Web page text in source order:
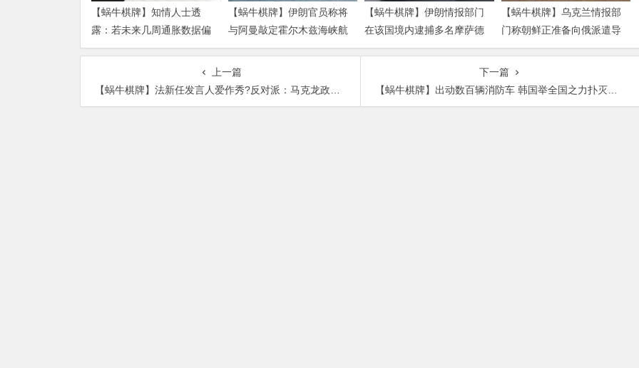
【蜗牛棋牌】知情人士透
露：若未来几周通胀数据偏
热 沃什准备好加息
【蜗牛棋牌】伊朗官员称将
与阿曼敲定霍尔木兹海峡航
运安排新协议
【蜗牛棋牌】伊朗情报部门
在该国境内逮捕多名摩萨德
特工
【蜗牛棋牌】乌克兰情报部
门称朝鲜正准备向俄派遣导
弹部队
上一篇
【蜗牛棋牌】法新任发言人爱作秀?反对派：马克龙政府任人唯亲
下一篇
【蜗牛棋牌】出动数百辆消防车 韩国举全国之力扑灭山火